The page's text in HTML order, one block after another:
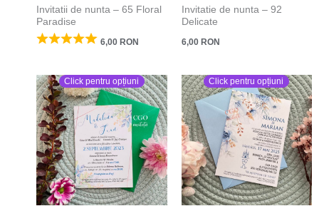
Invitatii de nunta – 65 Floral
Paradise
6,00 RON
Invitatie de nunta – 92
Delicate
6,00 RON
Click pentru opțiuni Click pentru opțiuni